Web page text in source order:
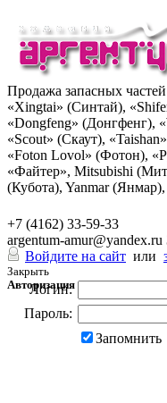
Продажа запасных
«Xingtai» (Синтай),
«Dongfeng» (Донгфенг),
«Scout» (Скаут),
«Foton Lovol» (Фотон),
«Файтер», Mitsubishi
(Кубота), Yanmar
+7 (4162) 33-59-33
argentum-amur@yandex.ru
Войдите на сайт или
Закрыть
Авторизация
Логин:
Пароль:
Запомнить